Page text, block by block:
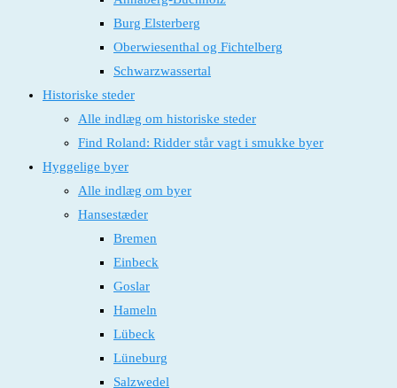
Burg Elsterberg
Oberwiesenthal og Fichtelberg
Schwarzwassertal
Historiske steder
Alle indlæg om historiske steder
Find Roland: Ridder står vagt i smukke byer
Hyggelige byer
Alle indlæg om byer
Hansestæder
Bremen
Einbeck
Goslar
Hameln
Lübeck
Lüneburg
Salzwedel